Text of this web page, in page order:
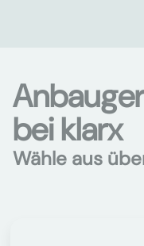
bei klarx
Wähle aus